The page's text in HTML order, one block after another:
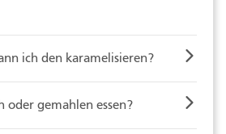
ich den karamelisieren?
oder gemahlen essen?